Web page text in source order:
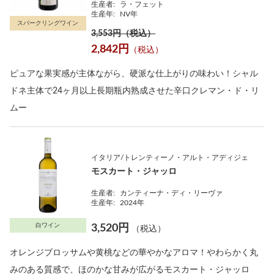
スパークリングワイン
生産者:
ラ・フェット
生産年:
NV年
3,553円（税込）
2,842円 （税込）
ピュアな果実感が主体ながら、硬派な仕上がりの味わい！シャル
ドネ主体で24ヶ月以上長期瓶内熟成させた辛口クレマン・ド・リ
ムー
白ワイン
イタリア/トレンティーノ・アルト・アディジェ
モスカート・ジャッロ
生産者:
カンティーナ・ディ・リーヴァ
生産年:
2024年
3,520円 （税込）
オレンジブロッサムや黄桃などの華やかなアロマ！やわらかく丸
みのある質感で、ほのかな甘みが広がるモスカート・ジャッロ